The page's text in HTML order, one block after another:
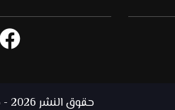
حقوق النشر 2026 - جميع الحقوق محفوظة لـ راديو سمر